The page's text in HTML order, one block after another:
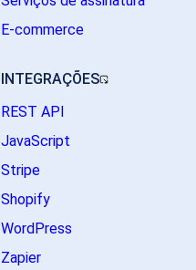
E-commerce
INTEGRAÇÕES
REST API
JavaScript
Stripe
Shopify
WordPress
Zapier